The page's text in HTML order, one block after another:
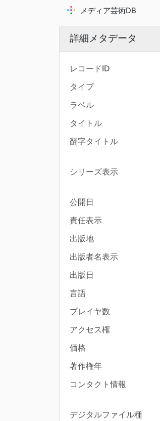
メディア芸術DB
詳細メタデータ
レコードID
タイプ
ラベル
タイトル
翻字タイトル
シリーズ表示
公開日
責任表示
出版地
出版者名表示
出版日
言語
プレイヤ数
アクセス権
価格
著作権年
コンタクト情報
デジタルファイル種